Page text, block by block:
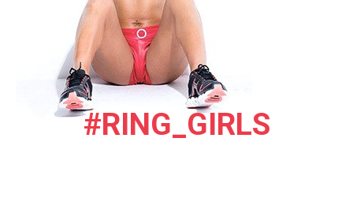
#RING_GIRLS